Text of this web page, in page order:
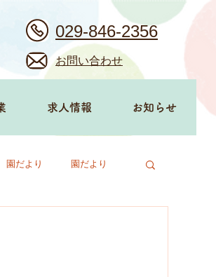
求人情報 お知らせ
029-846-2356
お問い合わせ
園だより 園だより